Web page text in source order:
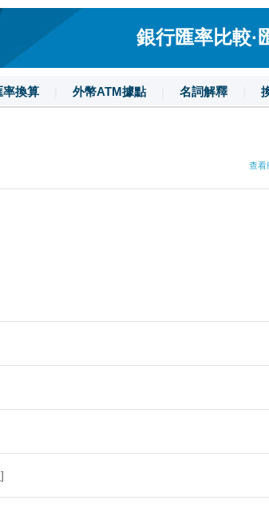
銀行匯率比較·
率換算 外幣ATM據點 名詞解釋
查看
]